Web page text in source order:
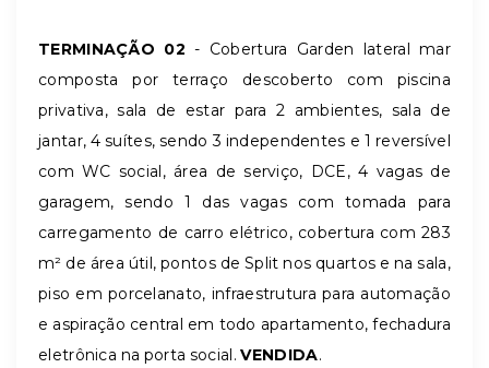
TERMINAÇÃO 02- Cobertura Garden lateral mar
composta por terraço descoberto com piscina
privativa, sala de estar para 2 ambientes, sala de
jantar, 4 suítes, sendo 3 independentes e 1 reversível
com WC social, área de serviço, DCE, 4 vagas de
garagem,sendo 1 das vagas com tomada para
carregamento de carro elétrico, cobertura com 283
m² de área útil, pontos de Split nos quartos e na sala,
piso em porcelanato, infraestrutura para automação
e aspiração central em todo apartamento, fechadura
eletrônica na porta social.VENDIDA.